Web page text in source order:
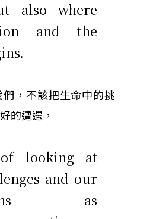
also where
and the
，不該把生命中的挑
的遭遇，
looking at
and our
as